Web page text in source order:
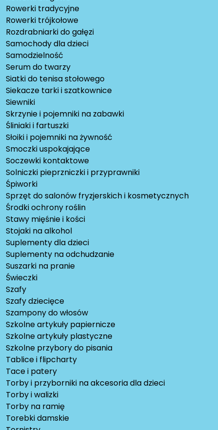
Rowerki tradycyjne
Rowerki trójkołowe
Rozdrabniarki do gałęzi
Samochody dla dzieci
Samodzielność
Serum do twarzy
Siatki do tenisa stołowego
Siekacze tarki i szatkownice
Siewniki
Skrzynie i pojemniki na zabawki
Śliniaki i fartuszki
Słoiki i pojemniki na żywność
Smoczki uspokajające
Soczewki kontaktowe
Solniczki pieprzniczki i przyprawniki
Śpiworki
Sprzęt do salonów fryzjerskich i kosmetycznych
Środki ochrony roślin
Stawy mięśnie i kości
Stojaki na alkohol
Suplementy dla dzieci
Suplementy na odchudzanie
Suszarki na pranie
Świeczki
Szafy
Szafy dziecięce
Szampony do włosów
Szkolne artykuły papiernicze
Szkolne artykuły plastyczne
Szkolne przybory do pisania
Tablice i flipcharty
Tace i patery
Torby i przyborniki na akcesoria dla dzieci
Torby i walizki
Torby na ramię
Torebki damskie